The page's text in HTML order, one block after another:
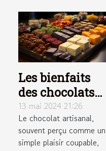
Les bienfaits
des chocolats
artisanaux sur
la santé
13 mai 2024 21:26
Le chocolat artisanal,
souvent perçu comme un
simple plaisir coupable,